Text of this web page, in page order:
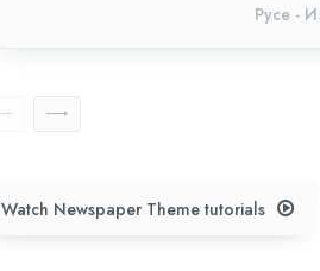
Русе -
Watch Newspaper Theme tutorials